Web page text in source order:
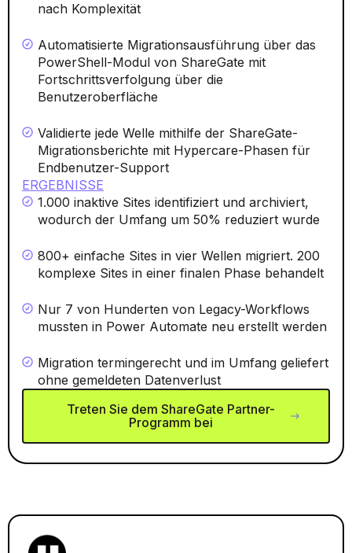
nach Komplexität
Automatisierte Migrationsausführung über das
PowerShell-Modul von ShareGate mit
Fortschrittsverfolgung über die
Benutzeroberfläche
Validierte jede Welle mithilfe der ShareGate-
Migrationsberichte mit Hypercare-Phasen für
Endbenutzer-Support
ERGEBNISSE
1.000 inaktive Sites identifiziert und archiviert,
wodurch der Umfang um 50% reduziert wurde
800+ einfache Sites in vier Wellen migriert. 200
komplexe Sites in einer finalen Phase behandelt
Nur 7 von Hunderten von Legacy-Workflows
mussten in Power Automate neu erstellt werden
Migration termingerecht und im Umfang geliefert
ohne gemeldeten Datenverlust
Treten Sie dem ShareGate Partner-
Programm bei